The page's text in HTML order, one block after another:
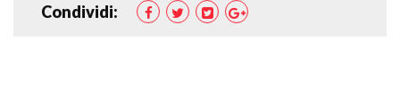
Condividi: